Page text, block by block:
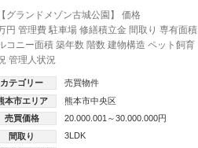
グランドメゾン古城公園】 価格
円 管理費 駐車場 修繕積立金 間取り 専有面積
コニー面積 築年数 階数 建物構造 ペット飼育
管理人状況
カテゴリー
売買物件
本市エリア
熊本市中央区
売買価格
20.000.001～30.000.000円
間取り
3LDK